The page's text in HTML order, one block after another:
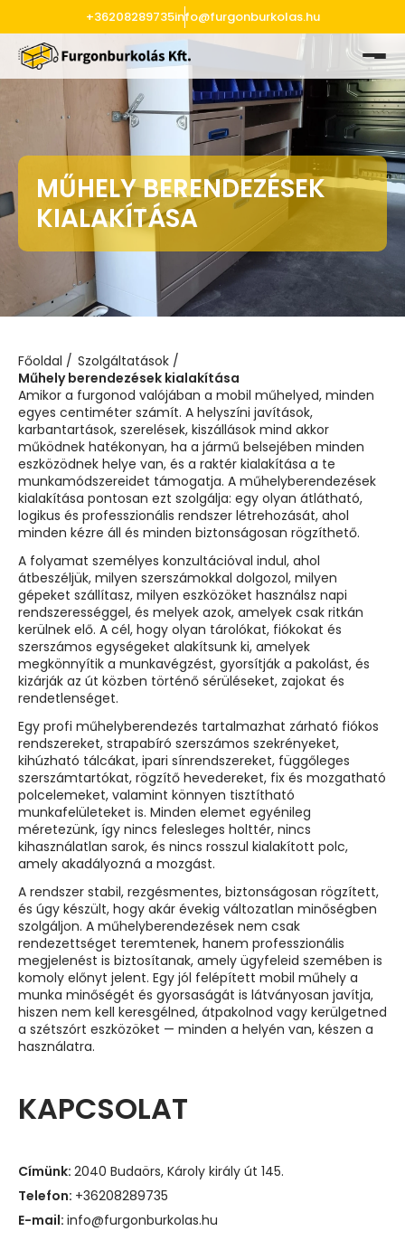
+36208289735info@furgonburkolas.hu
MŰHELY BERENDEZÉSEK
KIALAKÍTÁSA
Főoldal
Szolgáltatások
Műhely berendezések kialakítása
Amikor a furgonod valójában a mobil műhelyed, minden
egyes centiméter számít. A helyszíni javítások,
karbantartások, szerelések, kiszállások mind akkor
működnek hatékonyan, ha a jármű belsejében minden
eszközödnek helye van, és a raktér kialakítása a te
munkamódszereidet támogatja. A műhelyberendezések
kialakítása pontosan ezt szolgálja: egy olyan átlátható,
logikus és professzionális rendszer létrehozását, ahol
minden kézre áll és minden biztonságosan rögzíthető.
A folyamat személyes konzultációval indul, ahol
átbeszéljük, milyen szerszámokkal dolgozol, milyen
gépeket szállítasz, milyen eszközöket használsz napi
rendszerességgel, és melyek azok, amelyek csak ritkán
kerülnek elő. A cél, hogy olyan tárolókat, fiókokat és
szerszámos egységeket alakítsunk ki, amelyek
megkönnyítik a munkavégzést, gyorsítják a pakolást, és
kizárják az út közben történő sérüléseket, zajokat és
rendetlenséget.
Egy profi műhelyberendezés tartalmazhat zárható fiókos
rendszereket, strapabíró szerszámos szekrényeket,
kihúzható tálcákat, ipari sínrendszereket, függőleges
szerszámtartókat, rögzítő hevedereket, fix és mozgatható
polcelemeket, valamint könnyen tisztítható
munkafelületeket is. Minden elemet egyénileg
méretezünk, így nincs felesleges holttér, nincs
kihasználatlan sarok, és nincs rosszul kialakított polc,
amely akadályozná a mozgást.
A rendszer stabil, rezgésmentes, biztonságosan rögzített,
és úgy készült, hogy akár évekig változatlan minőségben
szolgáljon. A műhelyberendezések nem csak
rendezettséget teremtenek, hanem professzionális
megjelenést is biztosítanak, amely ügyfeleid szemében is
komoly előnyt jelent. Egy jól felépített mobil műhely a
munka minőségét és gyorsaságát is látványosan javítja,
hiszen nem kell keresgélned, átpakolnod vagy kerülgetned
a szétszórt eszközöket — minden a helyén van, készen a
használatra.
KAPCSOLAT
Címünk: 2040 Budaörs, Károly király út 145.
Telefon: +36208289735
E-mail: info@furgonburkolas.hu